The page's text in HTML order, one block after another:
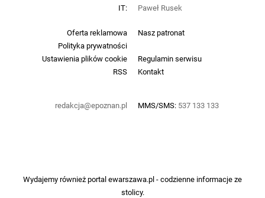
Oferta reklamowa
Nasz patronat
Polityka prywatności
Ustawienia plików cookie
Regulamin serwisu
RSS
Kontakt
redakcja@epoznan.pl MMS/SMS: 537 133 133
IT:
Paweł Rusek
Wydajemy również portalewarszawa.pl- codzienne informacje ze
stolicy.